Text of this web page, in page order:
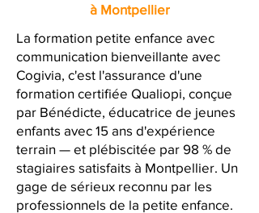
à Montpellier
La formation petite enfance avec
communication bienveillante avec
Cogivia, c'est l'assurance d'une
formation certifiée Qualiopi, conçue
par Bénédicte, éducatrice de jeunes
enfants avec 15 ans d'expérience
terrain — et plébiscitée par 98 % de
stagiaires satisfaits à Montpellier. Un
gage de sérieux reconnu par les
professionnels de la petite enfance.